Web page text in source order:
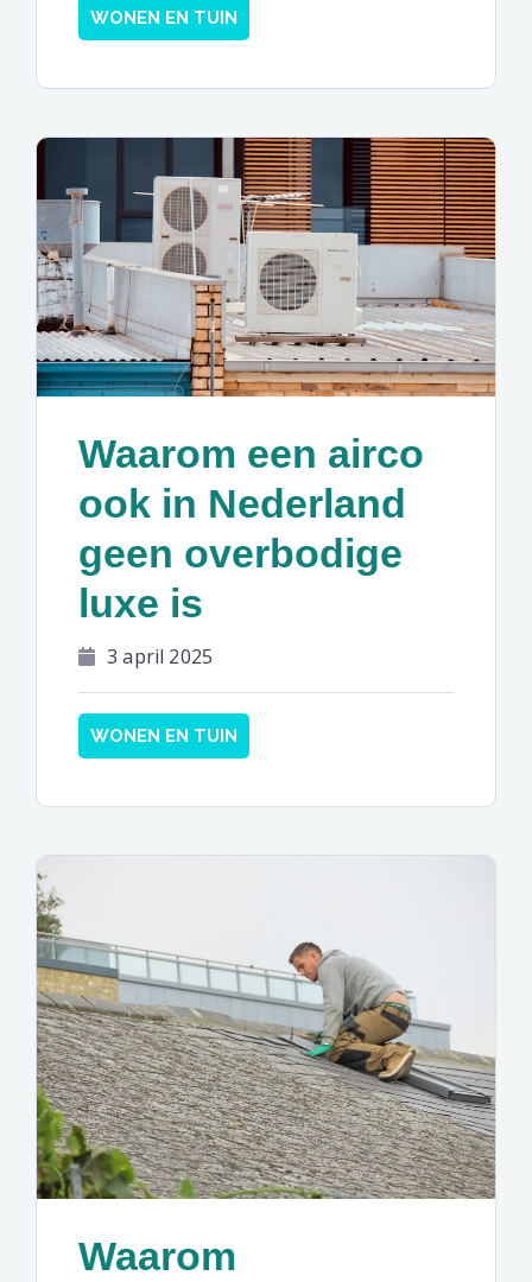
WONEN EN TUIN
Waarom een airco
ook in Nederland
geen overbodige
luxe is
3 april 2025
WONEN EN TUIN
Waarom